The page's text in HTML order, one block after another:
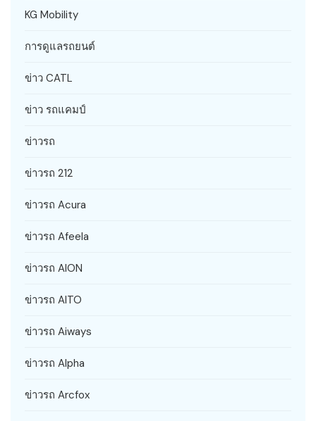
KG Mobility
การดูแลรถยนต์
ข่าว CATL
ข่าว รถแคมป์
ข่าวรถ
ข่าวรถ 212
ข่าวรถ Acura
ข่าวรถ Afeela
ข่าวรถ AION
ข่าวรถ AITO
ข่าวรถ Aiways
ข่าวรถ Alpha
ข่าวรถ Arcfox